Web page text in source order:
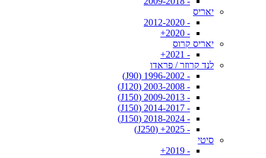
יאריס
- 2012-2020
- 2020+
יאריס קרוס
- 2021+
לנד קרוזר / פראדו
- 1996-2002 (J90)
- 2003-2008 (J120)
- 2009-2013 (J150)
- 2014-2017 (J150)
- 2018-2024 (J150)
- 2025+ (J250)
סיטי
- 2019+